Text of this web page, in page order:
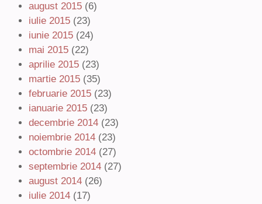
august 2015 (6)
iulie 2015 (23)
iunie 2015 (24)
mai 2015 (22)
aprilie 2015 (23)
martie 2015 (35)
februarie 2015 (23)
ianuarie 2015 (23)
decembrie 2014 (23)
noiembrie 2014 (23)
octombrie 2014 (27)
septembrie 2014 (27)
august 2014 (26)
iulie 2014 (17)